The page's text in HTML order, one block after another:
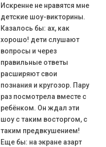
Искренне не нравятся мне
детские шоу-викторины.
Казалось бы: ах, как
хорошо! дети слушают
вопросы и через
правильные ответы
расширяют свои
познания и кругозор. Пару
раз посмотрела вместе с
ребёнком. Он ждал эти
шоу с таким восторгом, с
таким предвкушением!
Еще бы: на экране азарт